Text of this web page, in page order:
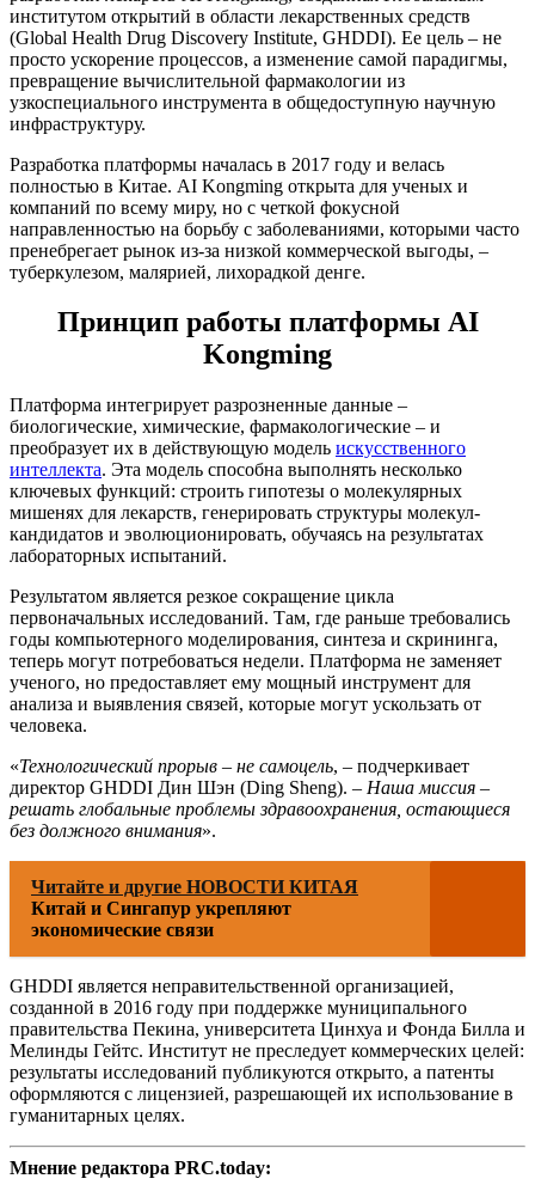
институтом открытий в области лекарственных средств
(Global Health Drug Discovery Institute, GHDDI). Ее цель – не
просто ускорение процессов, а изменение самой парадигмы,
превращение вычислительной фармакологии из
узкоспециального инструмента в общедоступную научную
инфраструктуру.
Разработка платформы началась в 2017 году и велась
полностью в Китае. AI Kongming открыта для ученых и
компаний по всему миру, но с четкой фокусной
направленностью на борьбу с заболеваниями, которыми часто
пренебрегает рынок из-за низкой коммерческой выгоды, –
туберкулезом, малярией, лихорадкой денге.
Принцип работы платформы AI
Kongming
Платформа интегрирует разрозненные данные –
биологические, химические, фармакологические – и
преобразует их в действующую модель искусственного
интеллекта. Эта модель способна выполнять несколько
ключевых функций: строить гипотезы о молекулярных
мишенях для лекарств, генерировать структуры молекул-
кандидатов и эволюционировать, обучаясь на результатах
лабораторных испытаний.
Результатом является резкое сокращение цикла
первоначальных исследований. Там, где раньше требовались
годы компьютерного моделирования, синтеза и скрининга,
теперь могут потребоваться недели. Платформа не заменяет
ученого, но предоставляет ему мощный инструмент для
анализа и выявления связей, которые могут ускользать от
человека.
«Технологический прорыв – не самоцель, – подчеркивает
директор GHDDI Дин Шэн (Ding Sheng). – Наша миссия –
решать глобальные проблемы здравоохранения, остающиеся
без должного внимания».
Читайте и другие НОВОСТИ КИТАЯ
Китай и Сингапур укрепляют
экономические связи
GHDDI является неправительственной организацией,
созданной в 2016 году при поддержке муниципального
правительства Пекина, университета Цинхуа и Фонда Билла и
Мелинды Гейтс. Институт не преследует коммерческих целей:
результаты исследований публикуются открыто, а патенты
оформляются с лицензией, разрешающей их использование в
гуманитарных целях.
Мнение редактора PRC.today: